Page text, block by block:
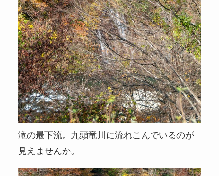
滝の最下流。九頭竜川に流れこんでいるのが
見えませんか。